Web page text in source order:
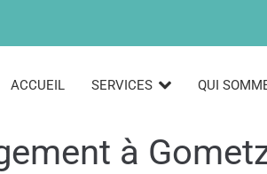
ACCUEIL SERVICES QUI
à